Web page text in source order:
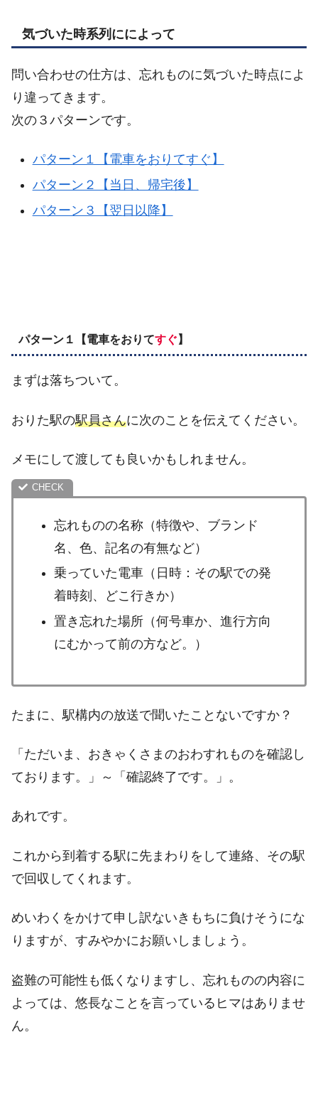
気づいた時系列にによって
問い合わせの仕方は、忘れものに気づいた時点によ
り違ってきます。
次の３パターンです。
パターン１【電車をおりてすぐ】
パターン２【当日、帰宅後】
パターン３【翌日以降】
パターン１ 【電車をおりてすぐ 】
まずは落ちついて。
おりた駅の駅員さんに次のことを伝えてください。
メモにして渡しても良いかもしれません。
忘れものの名称（特徴や、ブランド
名、色、記名の有無など）
乗っていた電車（日時：その駅での発
着時刻、どこ行きか）
置き忘れた場所（何号車か、進行方向
にむかって前の方など。）
たまに、駅構内の放送で聞いたことないですか？
「ただいま、おきゃくさまのおわすれものを確認し
ております。」～「確認終了です。」。
あれです。
これから到着する駅に先まわりをして連絡、その駅
で回収してくれます。
めいわくをかけて申し訳ないきもちに負けそうにな
りますが、すみやかにお願いしましょう。
盗難の可能性も低くなりますし、忘れものの内容に
よっては、悠長なことを言っているヒマはありませ
ん。